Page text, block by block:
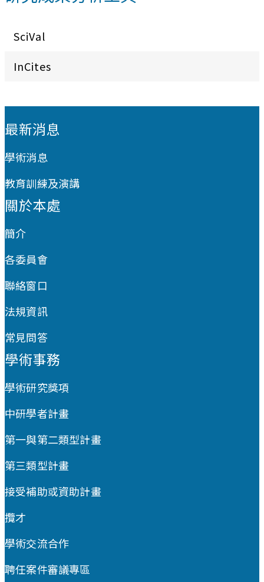
SciVal
InCites
最新消息
學術消息
教育訓練及演講
關於本處
簡介
各委員會
聯絡窗口
法規資訊
常見問答
學術事務
學術研究獎項
中研學者計畫
第一與第二類型計畫
第三類型計畫
接受補助或資助計畫
攬才
學術交流合作
聘任案件審議專區